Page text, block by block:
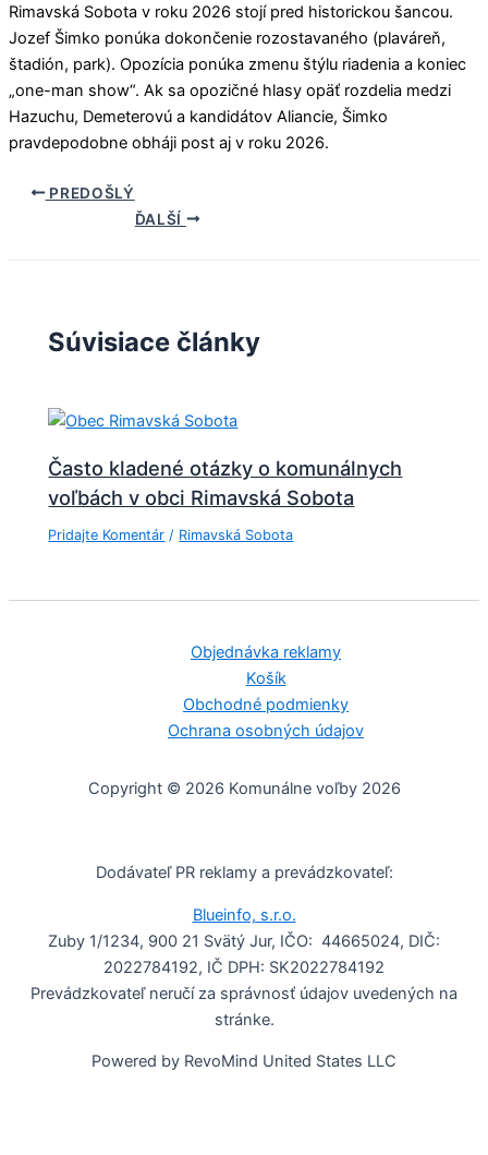
Rimavská Sobota v roku 2026 stojí pred historickou šancou.
Jozef Šimko ponúka dokončenie rozostavaného (plaváreň,
štadión, park). Opozícia ponúka zmenu štýlu riadenia a koniec
„one-man show“. Ak sa opozičné hlasy opäť rozdelia medzi
Hazuchu, Demeterovú a kandidátov Aliancie, Šimko
pravdepodobne obháji post aj v roku 2026.
PREDOŠLÝ
ĎALŠÍ
Súvisiace články
Často kladené otázky o komunálnych
voľbách v obci Rimavská Sobota
Pridajte Komentár / Rimavská Sobota
Objednávka reklamy
Košík
Obchodné podmienky
Ochrana osobných údajov
Copyright © 2026 Komunálne voľby 2026
Dodávateľ PR reklamy a prevádzkovateľ:
Blueinfo, s.r.o.
Zuby 1/1234, 900 21 Svätý Jur, IČO: 44665024, DIČ:
2022784192, IČ DPH: SK2022784192
Prevádzkovateľ neručí za správnosť údajov uvedených na
stránke.
Powered by RevoMind United States LLC